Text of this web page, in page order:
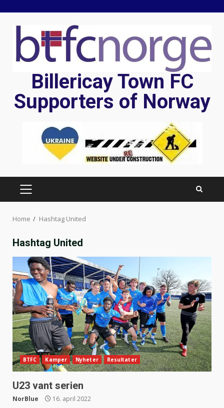
content
Billericay Town FC
Supporters of Norway
PRIMARY
MENU
Home Hashtag United
Hashtag United
BTFC Kamper Nyheter Resultater
U23 vant serien
NorBlue 16. april 2022